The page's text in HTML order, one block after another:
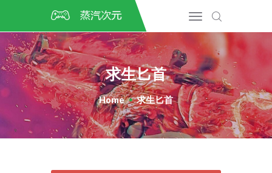
求生匕首
Home 求生匕首
CSGO开箱
DOTA2开箱
开箱教程
CSGO/DOTA2/绝地求生第
三方开箱
COSPLAY